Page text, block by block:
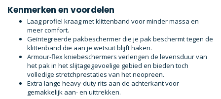
Kenmerken en voordelen
Laag profiel kraag met klittenband voor minder massa en
meer comfort.
Geïntegreerde pakbeschermer die je pak beschermt tegen de
klittenband die aan je wetsuit blijft haken.
Armour-flex kniebeschermers verlengen de levensduur van
het pak in het slijtagegevoelige gebied en bieden toch
volledige stretchprestaties van het neopreen.
Extra lange heavy-duty rits aan de achterkant voor
gemakkelijk aan- en uittrekken.